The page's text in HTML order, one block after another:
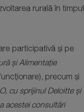
rurală în timpul
participativă și pe
și Alimentație
precum și
cu sprijinul Deloitte și
acestei consultări